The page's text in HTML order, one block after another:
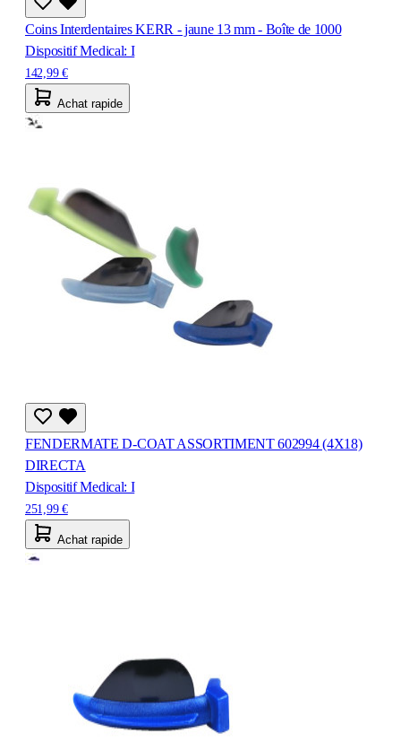
Coins Interdentaires KERR - jaune 13 mm - Boîte de 1000
Dispositif Medical: I
142,99 €
Achat rapide
FENDERMATE D-COAT ASSORTIMENT 602994 (4X18)
DIRECTA
Dispositif Medical: I
251,99 €
Achat rapide